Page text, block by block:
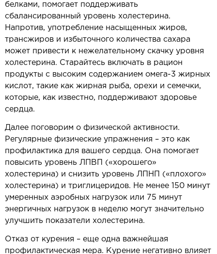
белками, помогает поддерживать
сбалансированный уровень холестерина.
Напротив, употребление насыщенных жиров,
трансжиров и избыточного количества сахара
может привести к нежелательному скачку уровня
холестерина. Старайтесь включать в рацион
продукты с высоким содержанием омега-3 жирных
кислот, такие как жирная рыба, орехи и семечки,
которые, как известно, поддерживают здоровье
сердца.
Далее поговорим о физической активности.
Регулярные физические упражнения – это как
профилактика для вашего сердца. Она помогает
повысить уровень ЛПВП («хорошего»
холестерина) и снизить уровень ЛПНП («плохого»
холестерина) и триглицеридов. Не менее 150 минут
умеренных аэробных нагрузок или 75 минут
энергичных нагрузок в неделю могут значительно
улучшить показатели холестерина.
Отказ от курения – еще одна важнейшая
профилактическая мера. Курение негативно влияет